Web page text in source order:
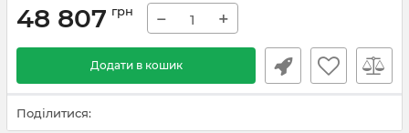
48 807 грн − +
Додати в кошик
Поділитися: